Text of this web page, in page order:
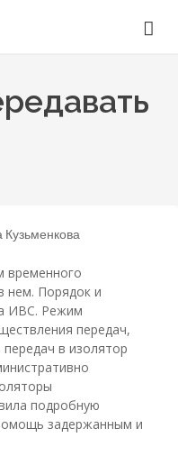
Кузьменкова
временного
нем. Порядок и
ИВС. Режим
передач,
в изолятор
подробную
задержанным и